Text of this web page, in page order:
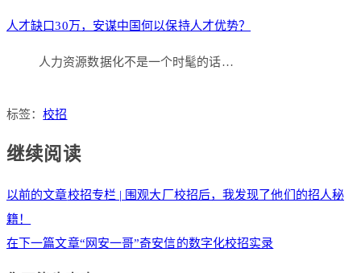
人才缺口30万，安谋中国何以保持人才优势？
人力资源数据化不是一个时髦的话…
标签：校招
继续阅读
以前的文章校招专栏 | 围观大厂校招后，我发现了他们的招人秘
籍！
在下一篇文章“网安一哥”奇安信的数字化校招实录